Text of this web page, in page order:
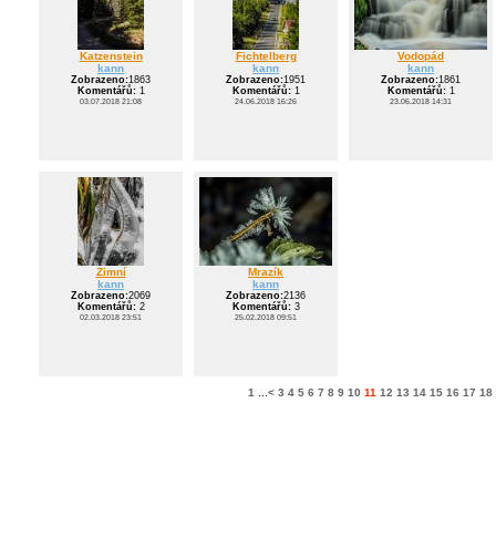
Katzenstein
kann
Zobrazeno:1863
Komentářů:1
03.07.2018 21:08
Fichtelberg
kann
Zobrazeno:1951
Komentářů:1
24.06.2018 16:26
Vodopád
kann
Zobrazeno:1861
Komentářů:1
23.06.2018 14:31
Zimní
kann
Zobrazeno:2069
Komentářů:2
02.03.2018 23:51
Mrazík
kann
Zobrazeno:2136
Komentářů:3
25.02.2018 09:51
1 < 3 4 5 6 7 8 9 10 11 12 13 14 15 16 17 18